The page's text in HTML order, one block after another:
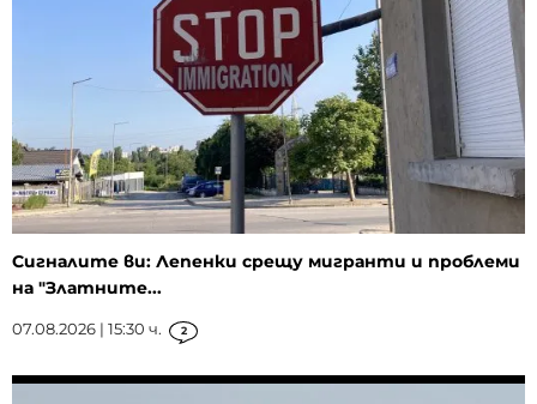
Сигналите ви: Лепенки срещу мигранти и проблеми
на "Златните...
07.08.2026 | 15:30 ч. 2